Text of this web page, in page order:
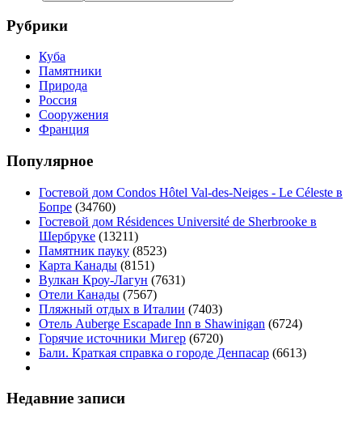
Рубрики
Куба
Памятники
Природа
Россия
Сооружения
Франция
Популярное
Гостевой дом Condos Hôtel Val-des-Neiges - Le Céleste в
Бопре (34760)
Гостевой дом Résidences Université de Sherbrooke в
Шербруке (13211)
Памятник пауку (8523)
Карта Канады (8151)
Вулкан Кроу-Лагун (7631)
Отели Канады (7567)
Пляжный отдых в Италии (7403)
Отель Auberge Escapade Inn в Shawinigan (6724)
Горячие источники Мигер (6720)
Бали. Краткая справка о городе Денпасар (6613)
Недавние записи